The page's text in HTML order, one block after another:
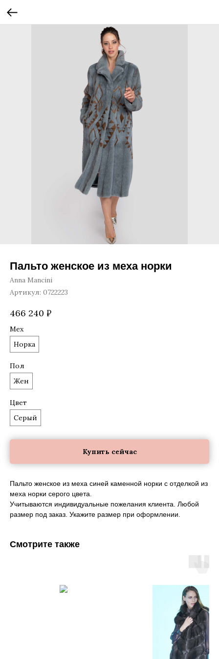
Пальто женское из меха норки
Anna Mancini
Артикул: 0722223
466 240 ₽
Мех
Норка
Пол
Жен
Цвет
Серый
Купить сейчас
Пальто женское из меха синей каменной норки с отделкой из
меха норки серого цвета.
Учитываются индивидуальные пожелания клиента. Любой
размер под заказ. Укажите размер при оформлении.
Смотрите также